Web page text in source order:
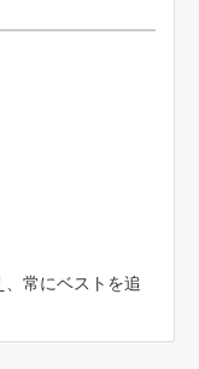
常にベストを追